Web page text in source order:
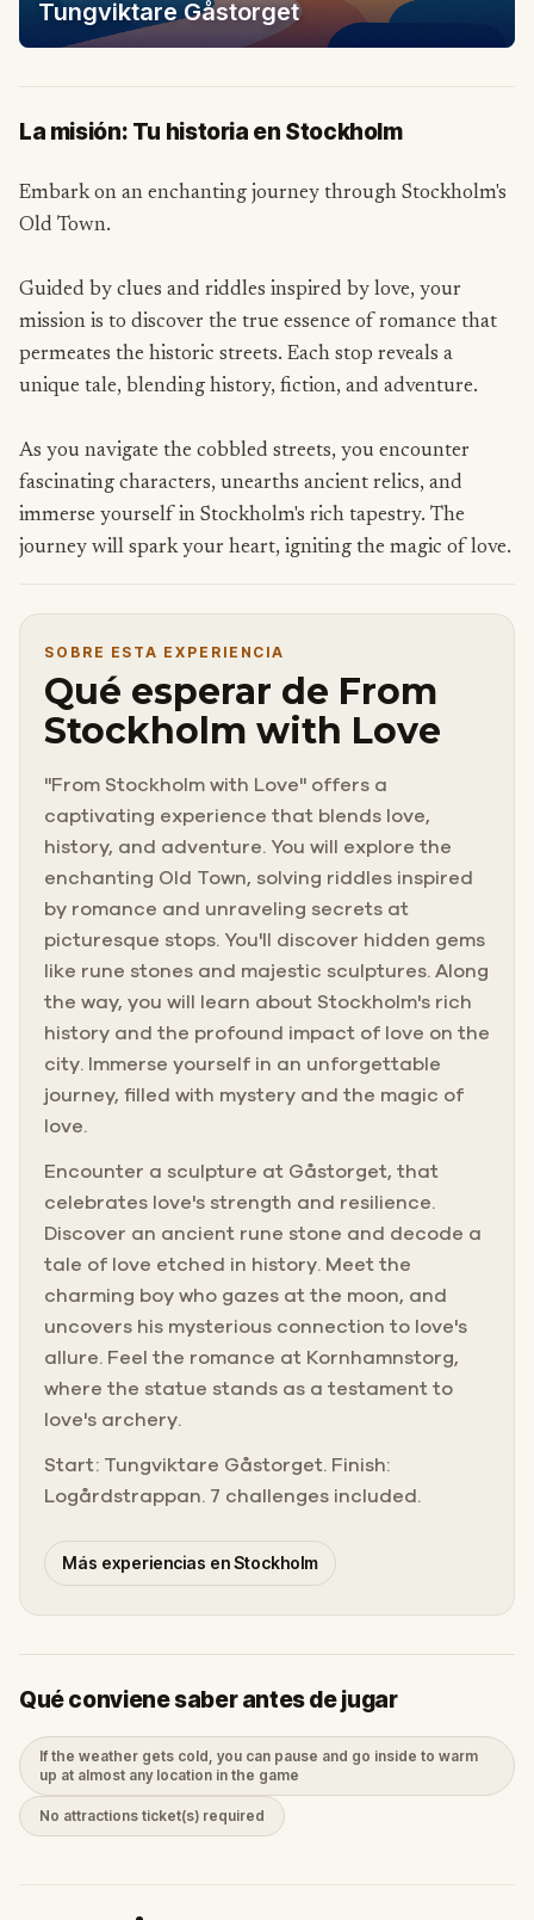
Tungviktare Gåstorget
La misión: Tu historia en Stockholm
Embark on an enchanting journey through Stockholm's
Old Town.
Guided by clues and riddles inspired by love, your
mission is to discover the true essence of romance that
permeates the historic streets. Each stop reveals a
unique tale, blending history, fiction, and adventure.
As you navigate the cobbled streets, you encounter
fascinating characters, unearths ancient relics, and
immerse yourself in Stockholm's rich tapestry. The
journey will spark your heart, igniting the magic of love.
SOBRE ESTA EXPERIENCIA
Qué esperar de From
Stockholm with Love
"From Stockholm with Love" offers a
captivating experience that blends love,
history, and adventure. You will explore the
enchanting Old Town, solving riddles inspired
by romance and unraveling secrets at
picturesque stops. You'll discover hidden gems
like rune stones and majestic sculptures. Along
the way, you will learn about Stockholm's rich
history and the profound impact of love on the
city. Immerse yourself in an unforgettable
journey, filled with mystery and the magic of
love.
Encounter a sculpture at Gåstorget, that
celebrates love's strength and resilience.
Discover an ancient rune stone and decode a
tale of love etched in history. Meet the
charming boy who gazes at the moon, and
uncovers his mysterious connection to love's
allure. Feel the romance at Kornhamnstorg,
where the statue stands as a testament to
love's archery.
Start: Tungviktare Gåstorget. Finish:
Logårdstrappan. 7 challenges included.
Más experiencias en Stockholm
Qué conviene saber antes de jugar
If the weather gets cold, you can pause and go inside to warm
up at almost any location in the game
No attractions ticket(s) required